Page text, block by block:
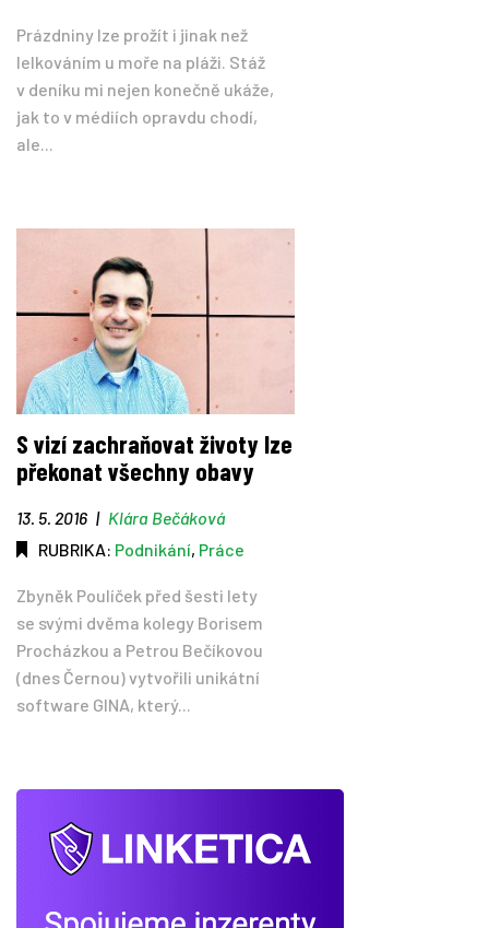
Prázdniny lze prožít i jinak než
lelkováním u moře na pláži. Stáž
v deníku mi nejen konečně ukáže,
jak to v médiích opravdu chodí,
ale...
S vizí zachraňovat životy lze
překonat všechny obavy
13. 5. 2016 | Klára Bečáková
RUBRIKA: Podnikání, Práce
Zbyněk Poulíček před šesti lety
se svými dvěma kolegy Borisem
Procházkou a Petrou Bečíkovou
(dnes Černou) vytvořili unikátní
software GINA, který...